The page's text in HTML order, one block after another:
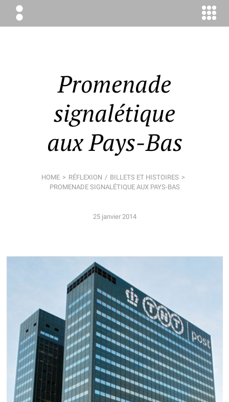
ÉLODIE
BOYER
Promenade
signalétique
aux Pays-Bas
HOME RÉFLEXION
BILLETS ET HISTOIRES
PROMENADE SIGNALÉTIQUE AUX PAYS-BAS
25 janvier 2014